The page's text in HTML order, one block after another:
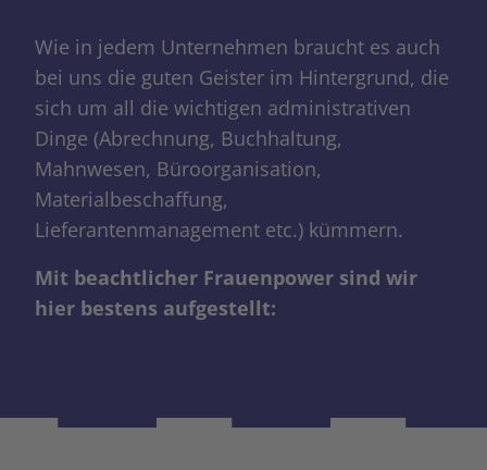
Wie in jedem Unternehmen braucht es auch
bei uns die guten Geister im Hintergrund, die
sich um all die wichtigen administrativen
Dinge (Abrechnung, Buchhaltung,
Mahnwesen, Büroorganisation,
Materialbeschaffung,
Lieferantenmanagement etc.) kümmern.
Mit beachtlicher Frauenpower sind wir
hier bestens aufgestellt: